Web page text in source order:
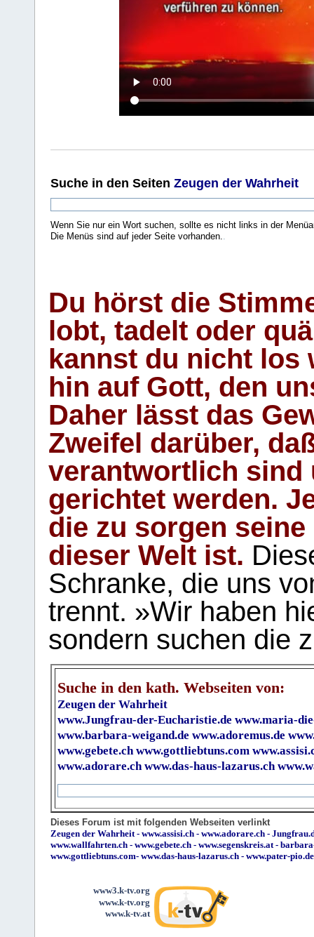
Suche in den Seiten Zeugen der Wahrheit
Wenn Sie nur ein Wort suchen, sollte es nicht links in der
Die Menüs sind auf jeder Seite vorhanden..
Du hörst die
lobt, tadelt oder
kannst du nicht los
hin auf Gott, den
Daher lässt das
Zweifel darüber,
verantwortlich sind
gerichtet werden.
die zu sorgen
dieser Welt ist.
Schranke, die uns
trennt. »Wir haben
sondern suchen die
Suche in den kath. Webseiten von:
Zeugen der Wahrheit
www.Jungfrau-der-Eucharistie.de www.maria-
www.barbara-weigand.de www.adoremus.de
www.gebete.ch www.gottliebtuns.com
www.adorare.ch www.das-haus-lazarus.ch
Dieses Forum ist mit folgenden Webseiten verlinkt
Zeugen der Wahrheit- www.assisi.ch - www.adorare.ch -
www.wallfahrten.ch - www.gebete.ch - www.segenskreis.at-
www.gottliebtuns.com- www.das-haus-lazarus.ch - www.pater-pio.de
www3.k-tv.org
www.k-tv.org
www.k-tv.at